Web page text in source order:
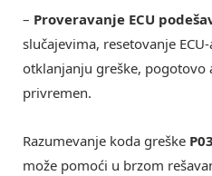
– Proveravanje ECU
slučajevima, resetovanje
otklanjanju greške, pogotovo
privremen.
Razumevanje koda greške
može pomoći u brzom